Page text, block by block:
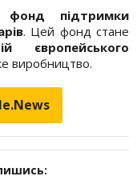
фонд підтримки
. Цей фонд стане
європейського
виробництво.